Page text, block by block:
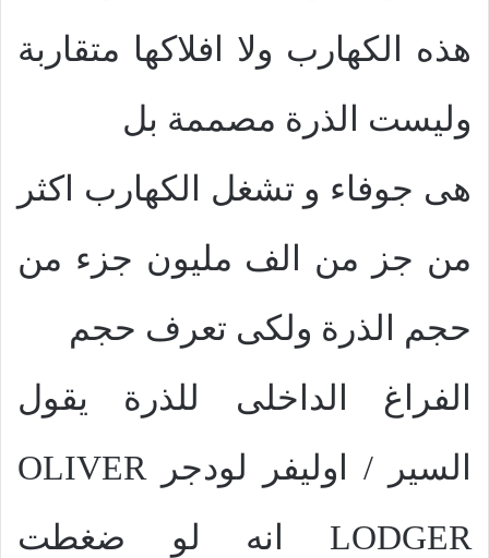
هذه الكهارب ولا افلاكها متقاربة
وليست الذرة مصممة بل
هى جوفاء و تشغل الكهارب اكثر
من جز من الف مليون جزء من
حجم الذرة ولكى تعرف حجم
الفراغ الداخلى للذرة يقول
السير / اوليفر لودجر OLIVER
LODGER انه لو ضغطت